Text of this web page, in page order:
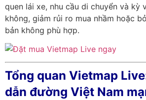
quen lái xe, nhu cầu di chuyển và kỳ
không, giảm rủi ro mua nhầm hoặc
bản không phù hợp.
Tổng quan Vietmap
dẫn đường Việt Nam